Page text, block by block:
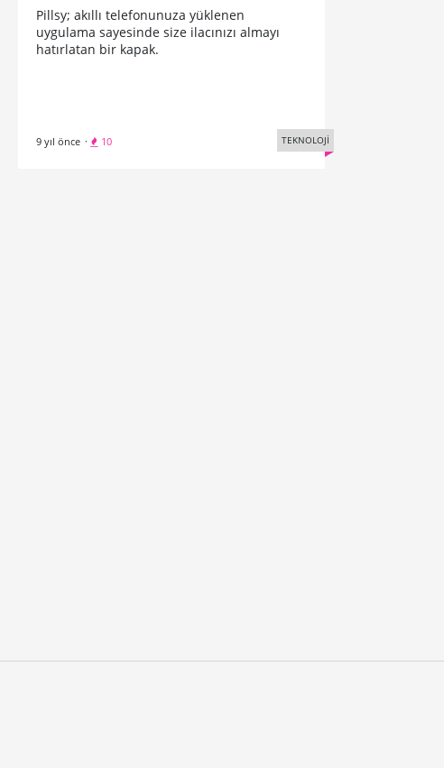
Pillsy; akıllı telefonunuza yüklenen
uygulama sayesinde size ilacınızı almayı
hatırlatan bir kapak.
9 yıl önce · 10 TEKNOLOJİ